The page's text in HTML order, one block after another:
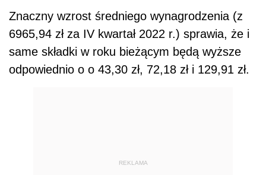
Znaczny wzrost średniego wynagrodzenia (z
6965,94 zł za IV kwartał 2022 r.) sprawia, że i
same składki w roku bieżącym będą wyższe
odpowiednio o o 43,30 zł, 72,18 zł i 129,91 zł.
REKLAMA